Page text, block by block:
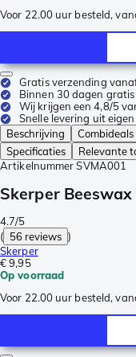
Voor 22.00 uur besteld,
Gratis verzending
Binnen 30 dagen
Wij krijgen een 4,8/5
Snelle levering uit
Beschrijving
Combideals
Specificaties
Relevante
Artikelnummer SVMA001
Skerper
4.7/5
( 56 reviews )
Skerper
€ 9,95
Op voorraad
Voor 22.00 uur besteld,